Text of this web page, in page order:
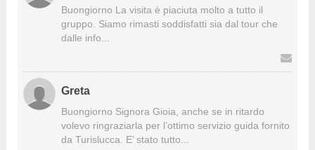
Buongiorno La visita è piaciuta molto a tutto il
gruppo. Siamo rimasti soddisfatti sia dal tour che
dalle info...
Greta
Buongiorno Signora Gioia, anche se in ritardo
volevo ringraziarla per l’ottimo servizio guida fornito
da Turislucca. E’ stato tutto...